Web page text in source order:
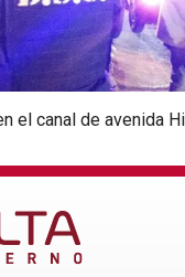
el canal de avenida